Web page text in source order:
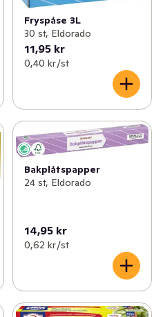
Fryspåse 3L
30 st, Eldorado
11,95 kr
0,40 kr /st
Bakplåtspapper
24 st, Eldorado
14,95 kr
0,62 kr /st